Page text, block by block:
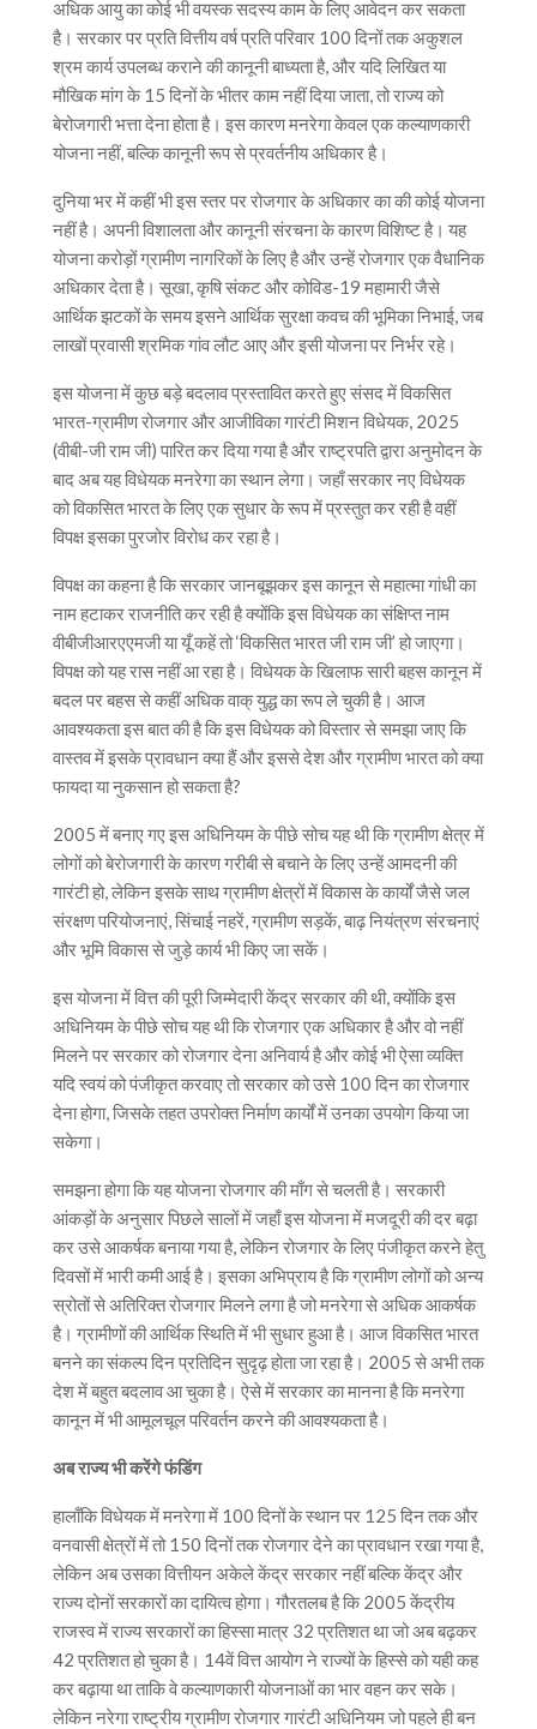
अधिक आयु का कोई भी वयस्क सदस्य काम के लिए आवेदन कर सकता
है। सरकार पर प्रति वित्तीय वर्ष प्रति परिवार 100 दिनों तक अकुशल
श्रम कार्य उपलब्ध कराने की कानूनी बाध्यता है, और यदि लिखित या
मौखिक मांग के 15 दिनों के भीतर काम नहीं दिया जाता, तो राज्य को
बेरोजगारी भत्ता देना होता है। इस कारण मनरेगा केवल एक कल्याणकारी
योजना नहीं, बल्कि कानूनी रूप से प्रवर्तनीय अधिकार है।
दुनिया भर में कहीं भी इस स्तर पर रोजगार के अधिकार का की कोई योजना
नहीं है। अपनी विशालता और कानूनी संरचना के कारण विशिष्ट है। यह
योजना करोड़ों ग्रामीण नागरिकों के लिए है और उन्हें रोजगार एक वैधानिक
अधिकार देता है। सूखा, कृषि संकट और कोविड-19 महामारी जैसे
आर्थिक झटकों के समय इसने आर्थिक सुरक्षा कवच की भूमिका निभाई, जब
लाखों प्रवासी श्रमिक गांव लौट आए और इसी योजना पर निर्भर रहे।
इस योजना में कुछ बड़े बदलाव प्रस्तावित करते हुए संसद में विकसित
भारत-ग्रामीण रोजगार और आजीविका गारंटी मिशन विधेयक, 2025
(वीबी-जी राम जी) पारित कर दिया गया है और राष्ट्रपति द्वारा अनुमोदन के
बाद अब यह विधेयक मनरेगा का स्थान लेगा। जहाँ सरकार नए विधेयक
को विकसित भारत के लिए एक सुधार के रूप में प्रस्तुत कर रही है वहीं
विपक्ष इसका पुरजोर विरोध कर रहा है।
विपक्ष का कहना है कि सरकार जानबूझकर इस कानून से महात्मा गांधी का
नाम हटाकर राजनीति कर रही है क्योंकि इस विधेयक का संक्षिप्त नाम
वीबीजीआरएएमजी या यूँ कहें तो ‘विकसित भारत जी राम जी’ हो जाएगा।
विपक्ष को यह रास नहीं आ रहा है। विधेयक के खिलाफ सारी बहस कानून में
बदल पर बहस से कहीं अधिक वाक् युद्ध का रूप ले चुकी है। आज
आवश्यकता इस बात की है कि इस विधेयक को विस्तार से समझा जाए कि
वास्तव में इसके प्रावधान क्या हैं और इससे देश और ग्रामीण भारत को क्या
फायदा या नुकसान हो सकता है?
2005 में बनाए गए इस अधिनियम के पीछे सोच यह थी कि ग्रामीण क्षेत्र में
लोगों को बेरोजगारी के कारण गरीबी से बचाने के लिए उन्हें आमदनी की
गारंटी हो, लेकिन इसके साथ ग्रामीण क्षेत्रों में विकास के कार्यों जैसे जल
संरक्षण परियोजनाएं, सिंचाई नहरें, ग्रामीण सड़कें, बाढ़ नियंत्रण संरचनाएं
और भूमि विकास से जुड़े कार्य भी किए जा सकें।
इस योजना में वित्त की पूरी जिम्मेदारी केंद्र सरकार की थी, क्योंकि इस
अधिनियम के पीछे सोच यह थी कि रोजगार एक अधिकार है और वो नहीं
मिलने पर सरकार को रोजगार देना अनिवार्य है और कोई भी ऐसा व्यक्ति
यदि स्वयं को पंजीकृत करवाए तो सरकार को उसे 100 दिन का रोजगार
देना होगा, जिसके तहत उपरोक्त निर्माण कार्यों में उनका उपयोग किया जा
सकेगा।
समझना होगा कि यह योजना रोजगार की माँग से चलती है। सरकारी
आंकड़ों के अनुसार पिछले सालों में जहाँ इस योजना में मजदूरी की दर बढ़ा
कर उसे आकर्षक बनाया गया है, लेकिन रोजगार के लिए पंजीकृत करने हेतु
दिवसों में भारी कमी आई है। इसका अभिप्राय है कि ग्रामीण लोगों को अन्य
स्रोतों से अतिरिक्त रोजगार मिलने लगा है जो मनरेगा से अधिक आकर्षक
है। ग्रामीणों की आर्थिक स्थिति में भी सुधार हुआ है। आज विकसित भारत
बनने का संकल्प दिन प्रतिदिन सुदृढ़ होता जा रहा है। 2005 से अभी तक
देश में बहुत बदलाव आ चुका है। ऐसे में सरकार का मानना है कि मनरेगा
कानून में भी आमूलचूल परिवर्तन करने की आवश्यकता है।
अब राज्य भी करेंगे फंडिंग
हालाँकि विधेयक में मनरेगा में 100 दिनों के स्थान पर 125 दिन तक और
वनवासी क्षेत्रों में तो 150 दिनों तक रोजगार देने का प्रावधान रखा गया है,
लेकिन अब उसका वित्तीयन अकेले केंद्र सरकार नहीं बल्कि केंद्र और
राज्य दोनों सरकारों का दायित्व होगा। गौरतलब है कि 2005 केंद्रीय
राजस्व में राज्य सरकारों का हिस्सा मात्र 32 प्रतिशत था जो अब बढ़कर
42 प्रतिशत हो चुका है। 14वें वित्त आयोग ने राज्यों के हिस्से को यही कह
कर बढ़ाया था ताकि वे कल्याणकारी योजनाओं का भार वहन कर सके।
लेकिन नरेगा राष्ट्रीय ग्रामीण रोजगार गारंटी अधिनियम जो पहले ही बन